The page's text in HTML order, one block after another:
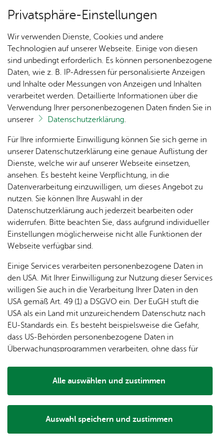
Un­se­re Ort­schaft
Ak­tu­
1250
Jahre
Ai­lin­
gen
chen­
markt
Mit­tei­
lungs­
blatt
Zah­
len,
Daten
& Fak­
ten
Ai­lin­
ger
Fe­ri­
en­
Ge­
schic
h­te
Orts­
vor­
& Ort­
schaft
s­rat
Ver­
eins­le­
ben
Lo­ka­le
Agen­
da
Ak­ti­on
mein­
sinn
Ai­lin­
gen
Öf­
fent­li­
Ein­
rich­
tun­
gen
Bil­der
Orts­
plan
Aus­bil­
dung
& of­fe­
Ver­an­stal­tun­gen
Oops, an error oc­cur­red! Re­quest: ae94c­da­e47d­f9
Orts­ver­wal­tung Ai­lin­gen
Haupt­stra­ße 2
88048 Fried­richs­ha­fen
Tel. +49 7541 507-0
Kon­takt­for­mu­lar
Wei­te­re Infos
Orts­plan
Für Gast­ge­ber
Da­ten­schutz
Im­pres­sum
Bar­rie­re­frei­heit
Pres­se
The­men
Bür­ger­ser­vice
Wel­len­frei­bad
Privatsphäre-Einstellungen
Wir verwenden Dienste, Cookies und andere
Technologien auf unserer Webseite. Einige von diesen
sind unbedingt erforderlich. Es können personenbezogene
Daten, wie z. B. IP-Adressen für personalisierte Anzeigen
und Inhalte oder Messungen von Anzeigen und Inhalten
verarbeitet werden. Detaillierte Informationen über die
Verwendung Ihrer personenbezogenen Daten finden Sie in
unserer
Datenschutzerklärung.
Für Ihre informierte Einwilligung können Sie sich gerne in
unserer Datenschutzerklärung eine genaue Auflistung der
Dienste, welche wir auf unserer Webseite einsetzen,
ansehen. Es besteht keine Verpflichtung, in die
Datenverarbeitung einzuwilligen, um dieses Angebot zu
nutzen. Sie können Ihre Auswahl in der
Datenschutzerklärung auch jederzeit bearbeiten oder
widerrufen. Bitte beachten Sie, dass aufgrund individueller
Einstellungen möglicherweise nicht alle Funktionen der
Webseite verfügbar sind.
Einige Services verarbeiten personenbezogene Daten in
den USA. Mit Ihrer Einwilligung zur Nutzung dieser Services
willigen Sie auch in die Verarbeitung Ihrer Daten in den
USA gemäß Art. 49 (1) a DSGVO ein. Der EuGH stuft die
USA als ein Land mit unzureichendem Datenschutz nach
EU-Standards ein. Es besteht beispielsweise die Gefahr,
dass US-Behörden personenbezogene Daten in
Überwachungsprogrammen verarbeiten, ohne dass für
Auswahl speichern und zustimmen
Alle auswählen und zustimmen